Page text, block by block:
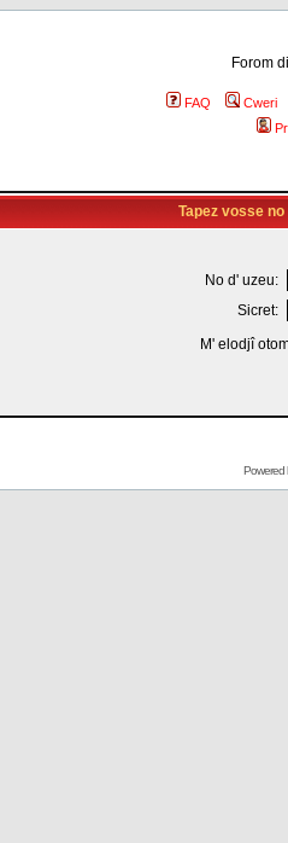
Forom
FAQ
Cweri
Tapez vosse
No d' uzeu:
Sicret:
M' elodjî
Powered